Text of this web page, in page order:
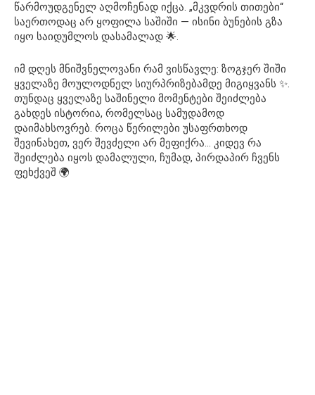
წარმოუდგენელ აღმოჩენად იქცა. „მკვდრის თითები“
საერთოდაც არ ყოფილა საშიში — ისინი ბუნების გზა
იყო საიდუმლოს დასამალად 🌟.
იმ დღეს მნიშვნელოვანი რამ ვისწავლე: ზოგჯერ შიში
ყველაზე მოულოდნელ სიურპრიზებამდე მიგიყვანს ✨.
თუნდაც ყველაზე საშინელი მომენტები შეიძლება
გახდეს ისტორია, რომელსაც სამუდამოდ
დაიმახსოვრებ. როცა წერილები უსაფრთხოდ
შევინახეთ, ვერ შევძელი არ მეფიქრა… კიდევ რა
შეიძლება იყოს დამალული, ჩუმად, პირდაპირ ჩვენს
ფეხქვეშ 🌍